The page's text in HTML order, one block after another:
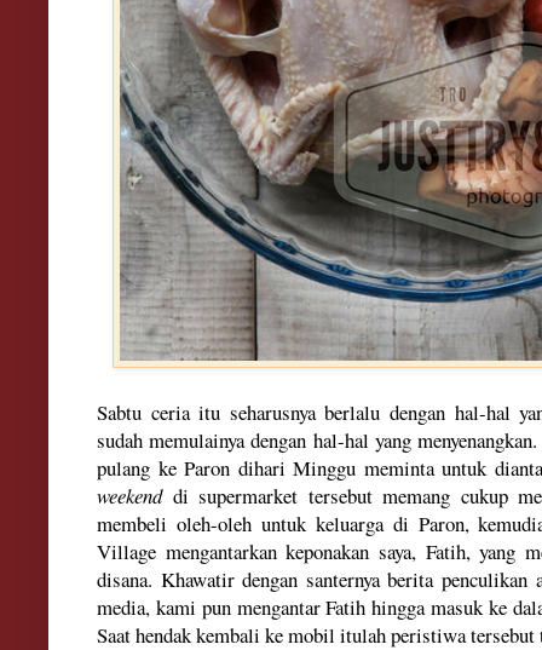
Sabtu ceria itu seharusnya berlalu dengan hal-hal
sudah memulainya dengan hal-hal yang menyena
pulang ke Paron dihari Minggu memintauntuk
weekend di supermarket tersebut memang cukup
membeli oleh-oleh untuk keluarga di Paron, kem
Village mengantarkankeponakan saya, Fatih, yang
disana. Khawatir dengan santernya berita penculikan
media, kami pun mengantar Fatihhingga masuk ke
Saathendak kembali ke mobil itulah peristiwa